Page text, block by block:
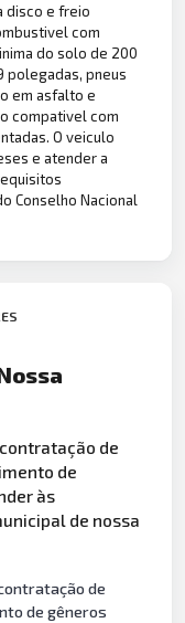
disco e freio
com
do solo de 200
polegadas, pneus
em asfalto e
compativel com
O veiculo
e atender a
Conselho Nacional
de
de
às
de nossa
de
de gêneros